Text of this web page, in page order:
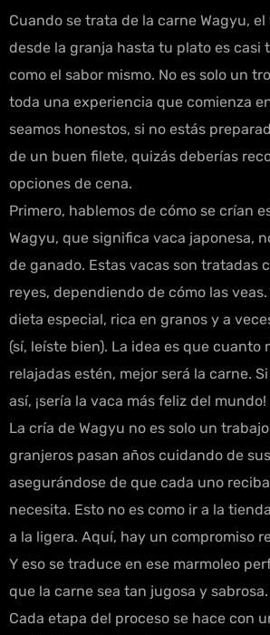
Cuando se trata de la carne Wagyu,
desde la granja hasta tu plato es casi
como el sabor mismo. No es solo un
toda una experiencia que comienza
seamos honestos, si no estás
de un buen filete, quizás deberías
opciones de cena.
Primero, hablemos de cómo se crían
Wagyu, que significa vaca japonesa,
de ganado. Estas vacas son tratadas
reyes, dependiendo de cómo las
dieta especial, rica en granos y a
(sí, leíste bien). La idea es que cuanto
relajadas estén, mejor será la carne.
así, ¡sería la vaca más feliz del mundo!
La cría de Wagyu no es solo un
granjeros pasan años cuidando de
asegurándose de que cada uno
necesita. Esto no es como ir a la
a la ligera. Aquí, hay un compromiso
Y eso se traduce en ese marmoleo
que la carne sea tan jugosa y sabrosa.
Cada etapa del proceso se hace con